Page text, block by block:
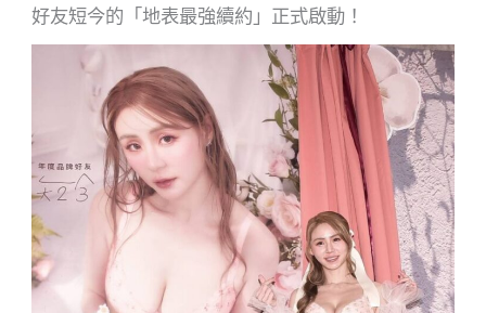
好友短今的「地表最強續約」正式啟動！